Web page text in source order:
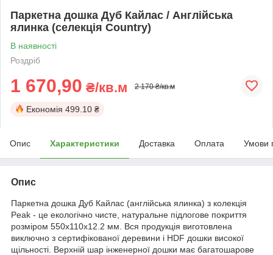
Паркетна дошка Дуб Кайлас / Англійська
ялинка (селекція Country)
В наявності
Роздріб
1 670,90 ₴/кв.м 2 170 ₴/кв.м
Економія 499.10 ₴
Опис Характеристики Доставка Оплата Умови
Опис
Паркетна дошка Дуб Кайлас (англійська ялинка) з колекція
Peak - це екологічно чисте, натуральне підлогове покриття
розміром 550х110х12.2 мм. Вся продукція виготовлена ​​
виключно з сертифікованої деревини і HDF дошки високої
щільності. Верхній шар інженерної дошки має багатошарове